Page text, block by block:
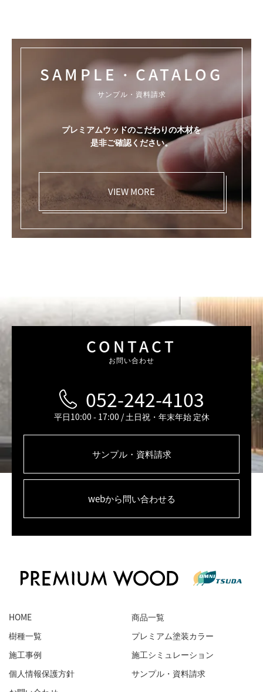
SAMPLE・CATALOG
サンプル・資料請求
プレミアムウッドのこだわりの木材を
是非ご確認ください。
VIEW MORE
CONTACT
お問い合わせ
052-242-4103
平日10:00 - 17:00 / 土日祝・年末年始 定休
サンプル・資料請求
webから問い合わせる
HOME
商品一覧
樹種一覧
プレミアム塗装カラー
施工事例
施工シミュレーション
個人情報保護方針
サンプル・資料請求